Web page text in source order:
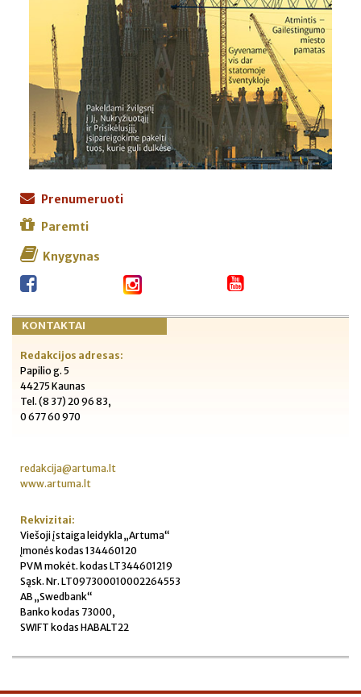
Prenumeruoti
Paremti
Knygynas
KONTAKTAI
Redakcijos adresas:
Papilio g. 5
44275 Kaunas
Tel. (8 37) 20 96 83,
0 677 60 970
redakcija@artuma.lt
www.artuma.lt
Rekvizitai:
Viešoji įstaiga leidykla „Artuma“
Įmonės kodas 134460120
PVM mokėt. kodas LT344601219
Sąsk. Nr. LT097300010002264553
AB „Swedbank“
Banko kodas 73000,
SWIFT kodas HABALT22